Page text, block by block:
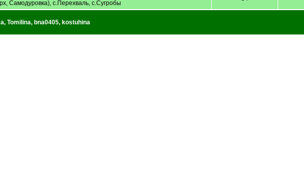
Самодуровка), с.Перехваль, с.Сугробы
, Tomilina, bna0405, kostuhina